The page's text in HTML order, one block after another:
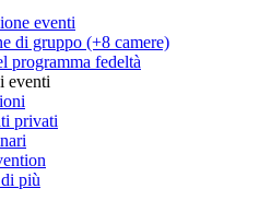
eventi
di gruppo (+8 camere)
programma fedeltà
eventi
privati
più